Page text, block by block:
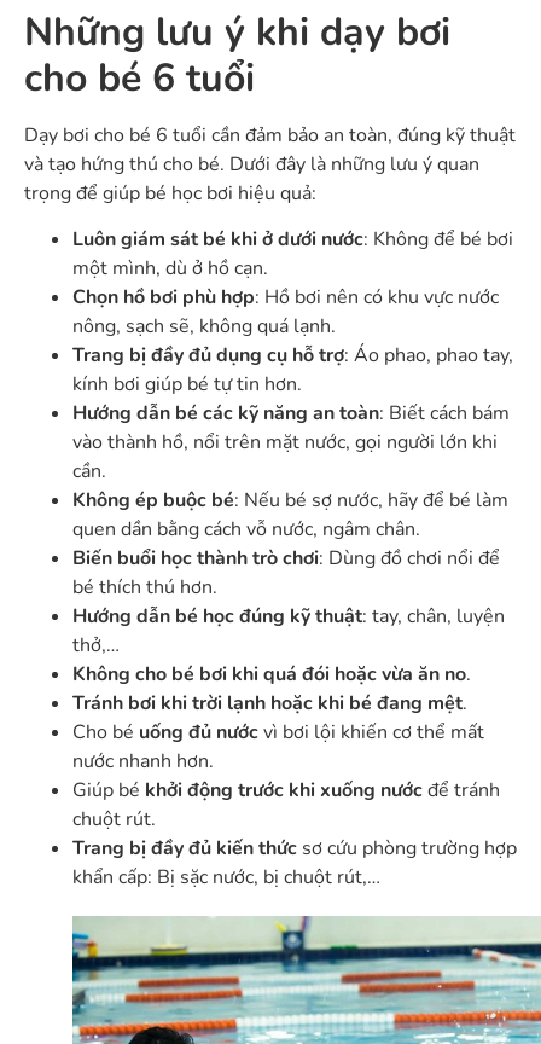
Những lưu ý khi dạy bơi
cho bé 6 tuổi
Dạy bơi cho bé 6 tuổi cần đảm bảo an toàn, đúng kỹ thuật
và tạo hứng thú cho bé. Dưới đây là những lưu ý quan
trọng để giúp bé học bơi hiệu quả:
Luôn giám sát bé khi ở dưới nước: Không để bé bơi
một mình, dù ở hồ cạn.
Chọn hồ bơi phù hợp: Hồ bơi nên có khu vực nước
nông, sạch sẽ, không quá lạnh.
Trang bị đầy đủ dụng cụ hỗ trợ: Áo phao, phao tay,
kính bơi giúp bé tự tin hơn.
Hướng dẫn bé các kỹ năng an toàn: Biết cách bám
vào thành hồ, nổi trên mặt nước, gọi người lớn khi
cần.
Không ép buộc bé: Nếu bé sợ nước, hãy để bé làm
quen dần bằng cách vỗ nước, ngâm chân.
Biến buổi học thành trò chơi: Dùng đồ chơi nổi để
bé thích thú hơn.
Hướng dẫn bé học đúng kỹ thuật: tay, chân, luyện
thở,…
Không cho bé bơi khi quá đói hoặc vừa ăn no.
Tránh bơi khi trời lạnh hoặc khi bé đang mệt.
Cho bé uống đủ nướcvì bơi lội khiến cơ thể mất
nước nhanh hơn.
Giúp bé khởi động trước khi xuống nướcđể tránh
chuột rút.
Trang bị đầy đủ kiến thức sơ cứu phòng trường hợp
khẩn cấp: Bị sặc nước, bị chuột rút,…